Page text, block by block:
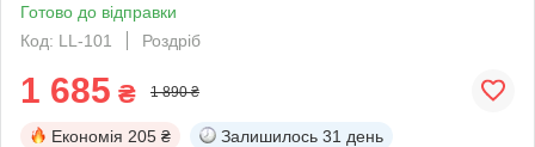
Готово до відправки
Код: LL-101
Роздріб
1 685 ₴ 1 890 ₴
Економія 205 ₴ Залишилось 31 день